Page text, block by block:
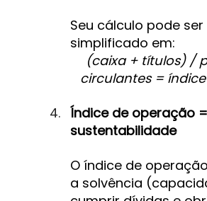
Seu cálculo pode ser
simplificado em:
(caixa + títulos) /
circulantes =
Índice de operação =
sustentabilidade
O índice de
a solvência